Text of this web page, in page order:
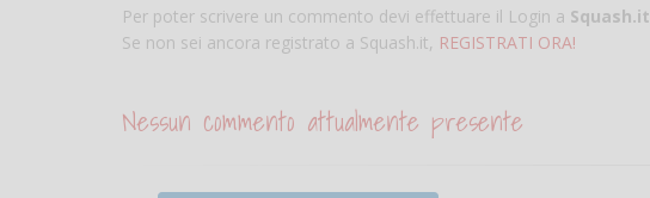
Per poter scrivere un commento devi effettuare il Login a Squash.it
Se non sei ancora registrato a Squash.it, REGISTRATI ORA!
Nessun commento attualmente presente